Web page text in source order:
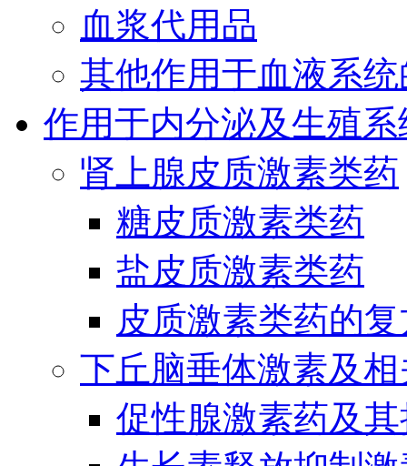
血浆代用品
其他作用于血液系
作用于内分泌及生殖
肾上腺皮质激素类药
糖皮质激素类药
盐皮质激素类药
皮质激素类药的
下丘脑垂体激素及
促性腺激素药及